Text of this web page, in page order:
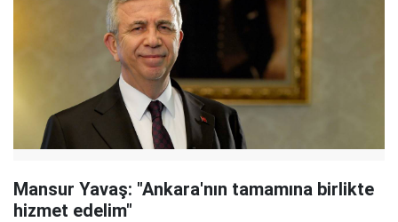
Mansur Yavaş: "Ankara'nın tamamına birlikte
hizmet edelim"